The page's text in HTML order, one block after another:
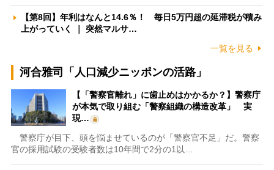
【第8回】年利はなんと14.6％！ 毎日5万円超の延滞税が積み
上がっていく ｜ 突然マルサ…
一覧を見る
河合雅司「人口減少ニッポンの活路」
【「警察官離れ」に歯止めはかかるか？】警察庁
が本気で取り組む「警察組織の構造改革」 実
現…
警察庁が目下、頭を悩ませているのが「警察官不足」だ。警察
官の採用試験の受験者数は10年間で2分の1以…